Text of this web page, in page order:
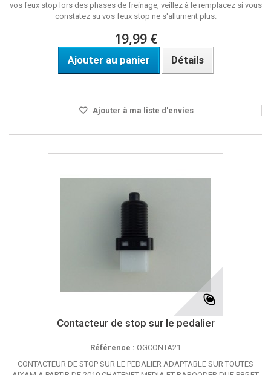
vos feux stop lors des phases de freinage, veillez à le remplacez si vous
constatez su vos feux stop ne s'allument plus.
19,99 €
Ajouter au panier Détails
Ajouter à ma liste d'envies
Contacteur de stop sur le pedalier
Référence : OGCONTA21
CONTACTEUR DE STOP SUR LE PEDALIER ADAPTABLE SUR TOUTES